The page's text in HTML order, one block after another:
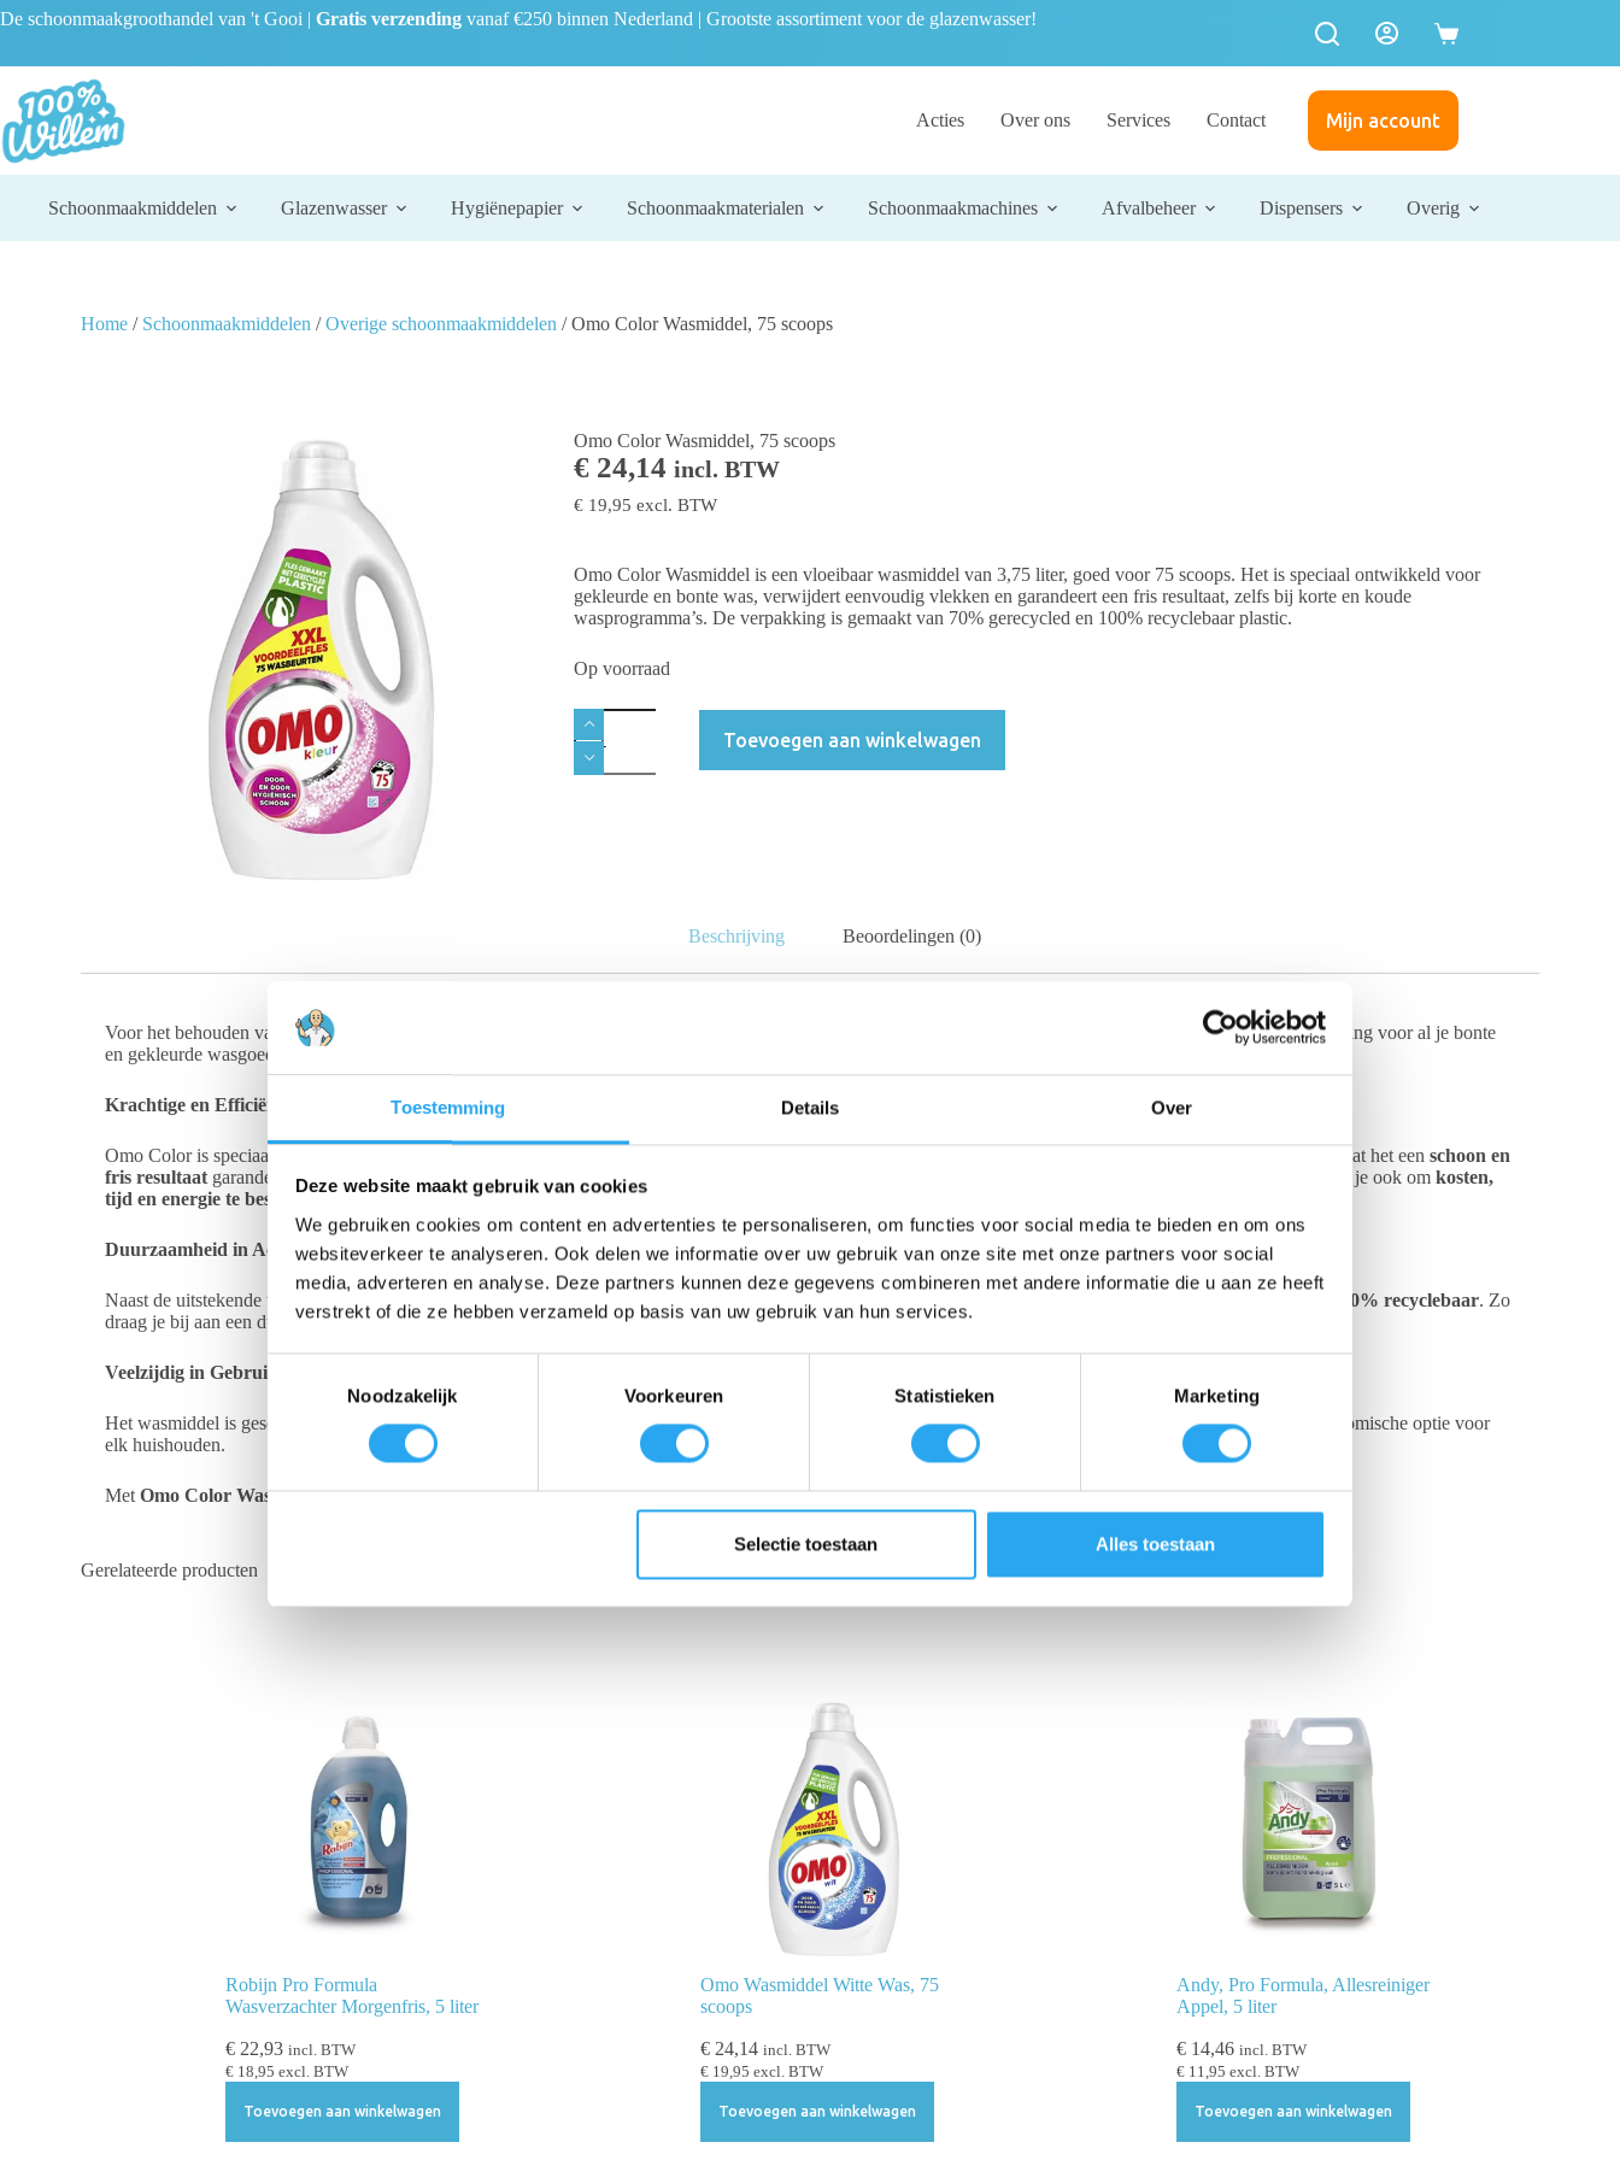
Toestemming Details Over
Deze website maakt gebruik van cookies
We gebruiken cookies om content en advertenties te personaliseren, om functies voor social media te bieden en om ons
websiteverkeer te analyseren. Ook delen we informatie over uw gebruik van onze site met onze partners voor social
media, adverteren en analyse. Deze partners kunnen deze gegevens combineren met andere informatie die u aan ze heeft
verstrekt of die ze hebben verzameld op basis van uw gebruik van hun services.
T
e
i
Noodzakelijk Voorkeuren Statistieken Marketing
Selectie toestaan Alles toestaan
De schoonmaakgroothandel van 't Gooi | Gratis verzending vanaf €250 binnen Nederland | Grootste assortiment voor de glazenwasser!
Acties Over ons Services Contact Mijn account
Schoonmaakmiddelen Glazenwasser Hygiënepapier Schoonmaakmaterialen Schoonmaakmachines Afvalbeheer Dispensers Overig
Home / Schoonmaakmiddelen /Overige schoonmaakmiddelen / Omo Color Wasmiddel, 75 scoops
Omo Color Wasmiddel, 75 scoops
€ 24,14 incl. BTW
€ 19,95 excl. BTW
Omo Color Wasmiddel is een vloeibaar wasmiddel van 3,75 liter, goed voor 75 scoops. Het is speciaal ontwikkeld voor
gekleurde en bonte was, verwijdert eenvoudig vlekken en garandeert een fris resultaat, zelfs bij korte en koude
wasprogramma’s. De verpakking is gemaakt van 70% gerecycled en 100% recyclebaar plastic.
Op voorraad
Toevoegen aan winkelwagen
Beschrijving Beoordelingen (0)
Voor het behouden van levendige kleuren en een fris gevoel van je gekleurde kleding, is het juiste wasmiddel essentieel. Omo Color Wasmiddelis de ideale oplossing voor al je bonte
en gekleurde wasgoed. Dit vloeibare wasmiddel van
Krachtige en Efficiënte Reiniging
Omo Color is speciaal geformuleerd voor gekleurde kleding en bevat die vlekken effectief verwijderen. Het grootste voordeel is dat het eenschoon en
fris resultaat garandeert, zelfs bij korte wasprogramma’s (30 minuten) . Dit maakt het niet alleen uiterst efficiënt, maar helpt je ook omkosten,
tijd en energie te besparen. Zo kun je met een gerust hart je kleding wassen, wetende dat het er altijd stralend uit zal zien.
Duurzaamheid in Actie
Naast de uitstekende wasprestaties is Omo Color Wasmiddel ook een verantwoorde keuze. De verpakking is gemaakt van 100% recyclebaar. Zo
draag je bij aan een duurzamere planeet, zonder in te leveren op kwaliteit.
Veelzijdig in Gebruik
Het wasmiddel is geschikt voor een breed scala aan textielsoorten, met uitzondering van wol en zijde. Met de capaciteit voor
is dit een duurzame en economische optie voor
elk huishouden.
MetOmo Color Wasmiddelin huis blijft je kleding helder en kleurrijk, zelfs na regelmatig wassen. Geniet keer op keer van kleding die er als nieuw uitziet!
Gerelateerde producten
Robijn Pro Formula
Wasverzachter Morgenfris, 5 liter
€ 22,93 incl. BTW
€ 18,95 excl. BTW
Toevoegen aan winkelwagen
Omo Wasmiddel Witte Was, 75
scoops
€ 24,14 incl. BTW
€ 19,95 excl. BTW
Toevoegen aan winkelwagen
Andy, Pro Formula, Allesreiniger
Appel, 5 liter
€14,46 incl. BTW
€11,95 excl. BTW
Toevoegen aan winkelwagen